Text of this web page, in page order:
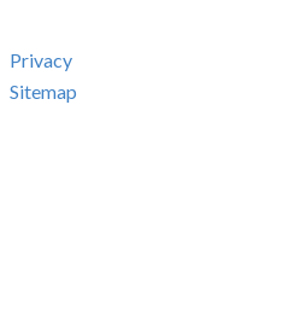
Privacy
Sitemap